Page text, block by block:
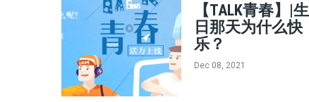
【TALK青春】|生
日那天为什么快
乐？
Dec 08, 2021